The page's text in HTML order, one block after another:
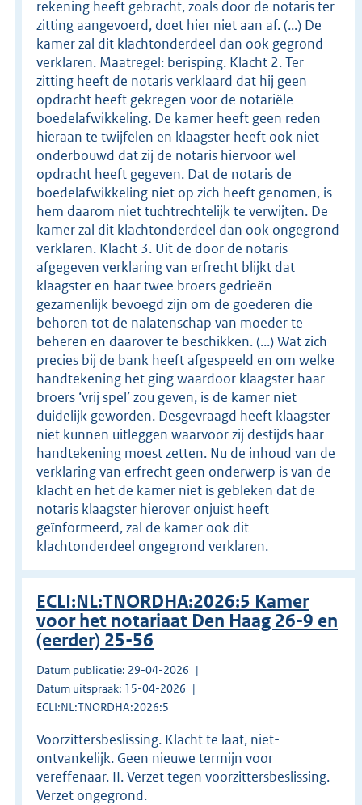
rekening heeft gebracht, zoals door de notaris ter
zitting aangevoerd, doet hier niet aan af. (...) De
kamer zal dit klachtonderdeel dan ook gegrond
verklaren. Maatregel: berisping. Klacht 2. Ter
zitting heeft de notaris verklaard dat hij geen
opdracht heeft gekregen voor de notariële
boedelafwikkeling. De kamer heeft geen reden
hieraan te twijfelen en klaagster heeft ook niet
onderbouwd dat zij de notaris hiervoor wel
opdracht heeft gegeven. Dat de notaris de
boedelafwikkeling niet op zich heeft genomen, is
hem daarom niet tuchtrechtelijk te verwijten. De
kamer zal dit klachtonderdeel dan ook ongegrond
verklaren. Klacht 3. Uit de door de notaris
afgegeven verklaring van erfrecht blijkt dat
klaagster en haar twee broers gedrieën
gezamenlijk bevoegd zijn om de goederen die
behoren tot de nalatenschap van moeder te
beheren en daarover te beschikken. (...) Wat zich
precies bij de bank heeft afgespeeld en om welke
handtekening het ging waardoor klaagster haar
broers ‘vrij spel’ zou geven, is de kamer niet
duidelijk geworden. Desgevraagd heeft klaagster
niet kunnen uitleggen waarvoor zij destijds haar
handtekening moest zetten. Nu de inhoud van de
verklaring van erfrecht geen onderwerp is van de
klacht en het de kamer niet is gebleken dat de
notaris klaagster hierover onjuist heeft
geïnformeerd, zal de kamer ook dit
klachtonderdeel ongegrond verklaren.
ECLI:NL:TNORDHA:2026:5 Kamer
voor het notariaat Den Haag 26-9 en
(eerder) 25-56
Datum publicatie: 29-04-2026
Datum uitspraak: 15-04-2026
ECLI:NL:TNORDHA:2026:5
Voorzittersbeslissing. Klacht te laat, niet-
ontvankelijk. Geen nieuwe termijn voor
vereffenaar. II. Verzet tegen voorzittersbeslissing.
Verzet ongegrond.